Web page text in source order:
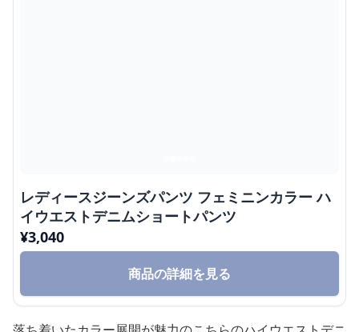
レディースジーンズパンツ フェミニンカラー ハ
イウエストデニムショートパンツ
¥3,040
商品の詳細を見る